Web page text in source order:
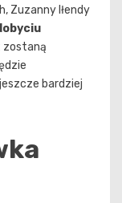
Zuzanny Iłendy
bardziej